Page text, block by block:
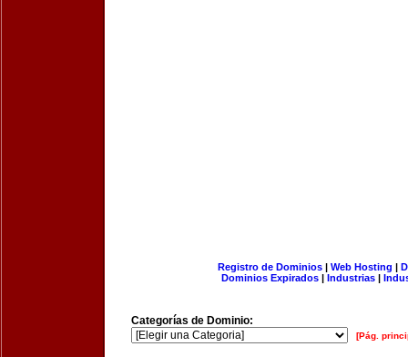
Registro de Dominios| Web Hosting |
Dominios Expirados | Industrias |
Categorías de Dominio:
[Pág.